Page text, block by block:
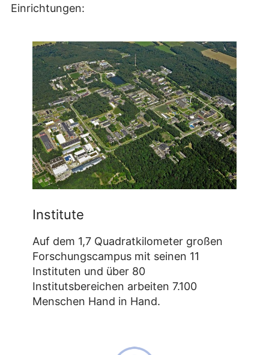
Einrichtungen:
Institute
Auf dem 1,7 Quadratkilometer großen
Forschungscampus mit seinen 11
Instituten und über 80
Institutsbereichen arbeiten 7.100
Menschen Hand in Hand.